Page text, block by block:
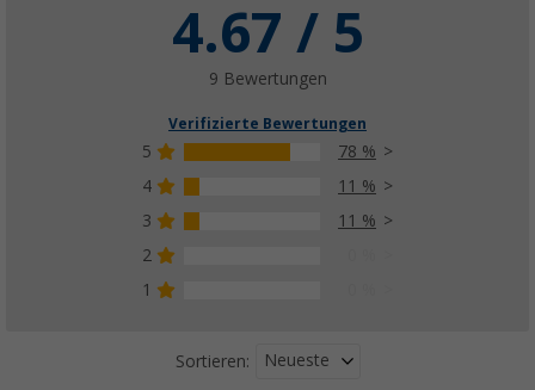
4.67 / 5
9 Bewertungen
Verifizierte Bewertungen
5
78 %
4
11 %
3
11 %
2
1
Sortieren: Neueste